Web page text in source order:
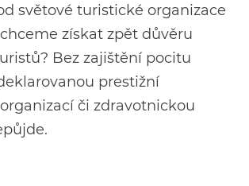
světové turistické organizace
získat zpět důvěru
Bez zajištění pocitu
prestižní
či zdravotnickou